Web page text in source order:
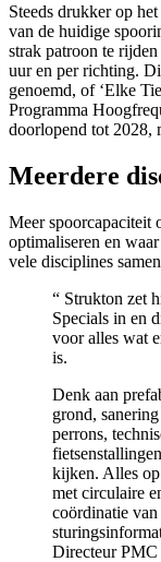
Steeds drukker op
van de huidige
strak patroon te rijden
uur en per richting.
genoemd, of ‘Elke
Programma
doorlopend tot 2028,
Meerdere
Meer spoorcapaciteit
optimaliseren en
vele disciplines
“ Strukton zet
Specials in en
voor alles wat
is.
Denk aan
grond,
perrons,
kijken. Alles op
met circulaire
coördinatie
Directeur